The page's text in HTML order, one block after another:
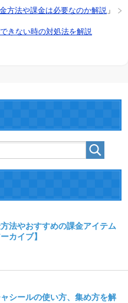
方法や課金は必要なのか解説 」
きない時の対処法を解説
方法やおすすめの課金アイテム
カイブ】
ャシールの使い方、集め方を解